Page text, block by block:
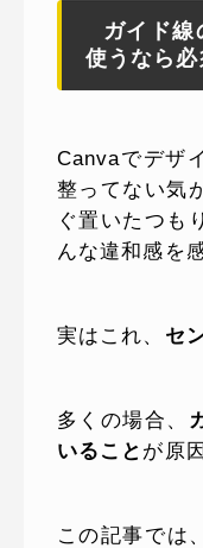
ガイド
使うなら必
Canvaでデザ
整ってない気
ぐ置いたつも
んな違和感を
実はこれ、 セ
多くの場合、
いること が原
この記事では、